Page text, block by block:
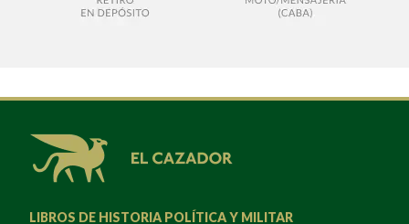
LIBROS DE HISTORIA POLÍTICA Y MILITAR